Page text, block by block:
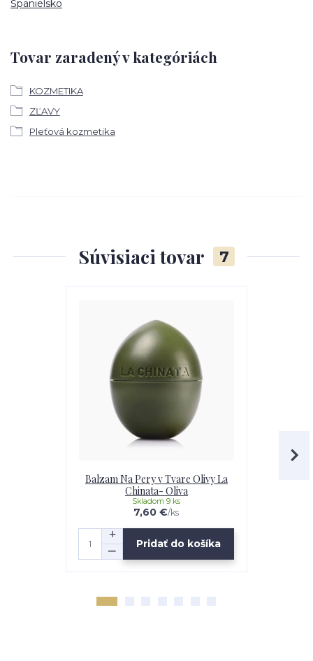
Španielsko
Tovar zaradený v kategóriách
KOZMETIKA
ZĽAVY
Pleťová kozmetika
Súvisiaci tovar 7
Balzam Na Pery v Tvare Olivy La
Chinata- Oliva
7,60 €/ks
Skladom 9 ks
Pridať do košíka